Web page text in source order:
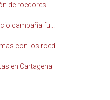
de roedores...
campaña fu...
con los roed...
en Cartagena